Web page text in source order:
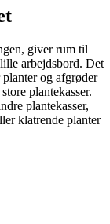
giver rum til
arbejdsbord. Det
og afgrøder
plantekasser.
plantekasser,
klatrende planter